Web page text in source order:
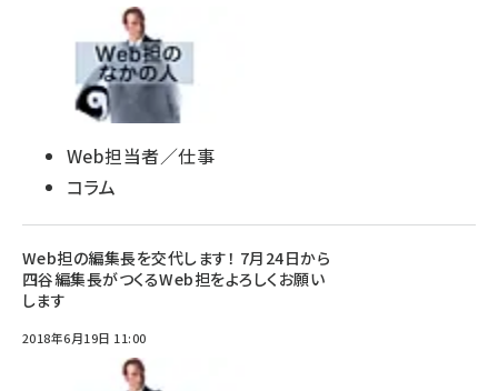
Web担当者／仕事
コラム
Web担の編集長を交代します！ 7月24日から
四谷編集長がつくるWeb担をよろしくお願い
します
2018年6月19日 11:00